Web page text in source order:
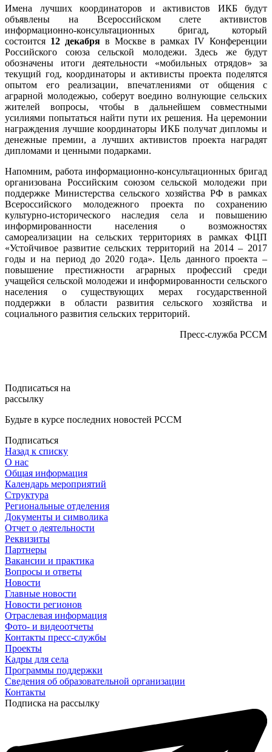
Имена лучших координаторов и активистов ИКБ будут
объявлены на Всероссийском слете активистов
информационно-консультационных бригад, который
состоится 12 декабря в Москве в рамках IV Конференции
Российского союза сельской молодежи. Здесь же будут
обозначены итоги деятельности «мобильных отрядов» за
текущий год, координаторы и активисты проекта поделятся
опытом его реализации, впечатлениями от общения с
аграрной молодежью, соберут воедино волнующие сельских
жителей вопросы, чтобы в дальнейшем совместными
усилиями попытаться найти пути их решения. На церемонии
награждения лучшие координаторы ИКБ получат дипломы и
денежные премии, а лучших активистов проекта наградят
дипломами и ценными подарками.
Напомним, работа информационно-консультационных бригад
организована Российским союзом сельской молодежи при
поддержке Министерства сельского хозяйства РФ в рамках
Всероссийского молодежного проекта по сохранению
культурно-исторического наследия села и повышению
информированности населения о возможностях
самореализации на сельских территориях в рамках ФЦП
«Устойчивое развитие сельских территорий на 2014 – 2017
годы и на период до 2020 года». Цель данного проекта –
повышение престижности аграрных профессий среди
учащейся сельской молодежи и информированности сельского
населения о существующих мерах государственной
поддержки в области развития сельского хозяйства и
социального развития сельских территорий.
Пресс-служба РССМ
Подписаться на
рассылку
Будьте в курсе последних новостей РССМ
Подписаться
Назад к списку
О нас
Общая информация
Календарь мероприятий
Структура
Региональные отделения
Документы и символика
Отчет о деятельности
Реквизиты
Партнеры
Вакансии и практика
Вопросы и ответы
Новости
Главные новости
Новости регионов
Отраслевая информация
Фото- и видеоотчеты
Контакты пресс-службы
Проекты
Кадры для села
Программы поддержки
Сведения об образовательной организации
Контакты
Подписка на рассылку